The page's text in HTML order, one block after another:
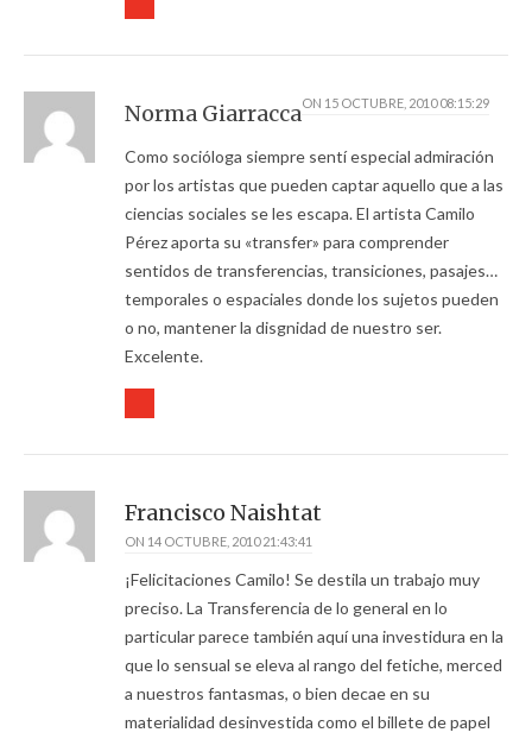
Norma GiarraccaON 15 OCTUBRE, 2010 08:15:29
Como socióloga siempre sentí especial admiración
por los artistas que pueden captar aquello que a las
ciencias sociales se les escapa. El artista Camilo
Pérez aporta su «transfer» para comprender
sentidos de transferencias, transiciones, pasajes…
temporales o espaciales donde los sujetos pueden
o no, mantener la disgnidad de nuestro ser.
Excelente.
Francisco Naishtat
ON 14 OCTUBRE, 2010 21:43:41
¡Felicitaciones Camilo! Se destila un trabajo muy
preciso. La Transferencia de lo general en lo
particular parece también aquí una investidura en la
que lo sensual se eleva al rango del fetiche, merced
a nuestros fantasmas, o bien decae en su
materialidad desinvestida como el billete de papel